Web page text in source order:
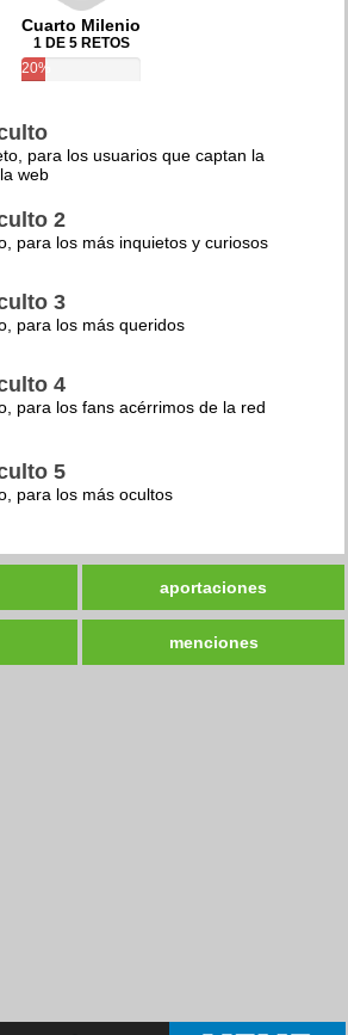
Cuarto Milenio
1 DE 5 RETOS
20%
para los usuarios que captan la
web
2
para los más inquietos y curiosos
3
para los más queridos
4
para los fans acérrimos de la red
5
para los más ocultos
aportaciones
menciones